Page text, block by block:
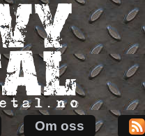
Om oss